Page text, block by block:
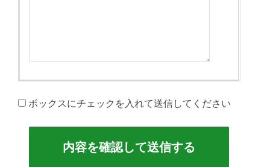
ボックスにチェックを入れて送信してください